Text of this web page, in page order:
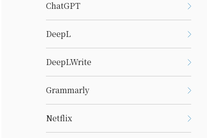
ChatGPT
DeepL
DeepLWrite
Grammarly
Netflix